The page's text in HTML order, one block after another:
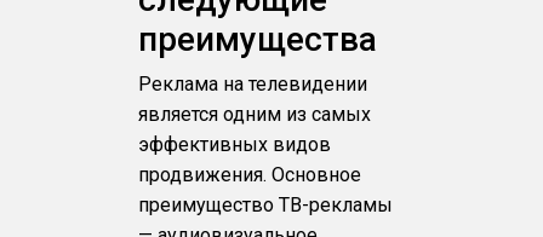
преимущества
Реклама на телевидении
является одним из самых
эффективных видов
продвижения. Основное
преимущество ТВ-рекламы